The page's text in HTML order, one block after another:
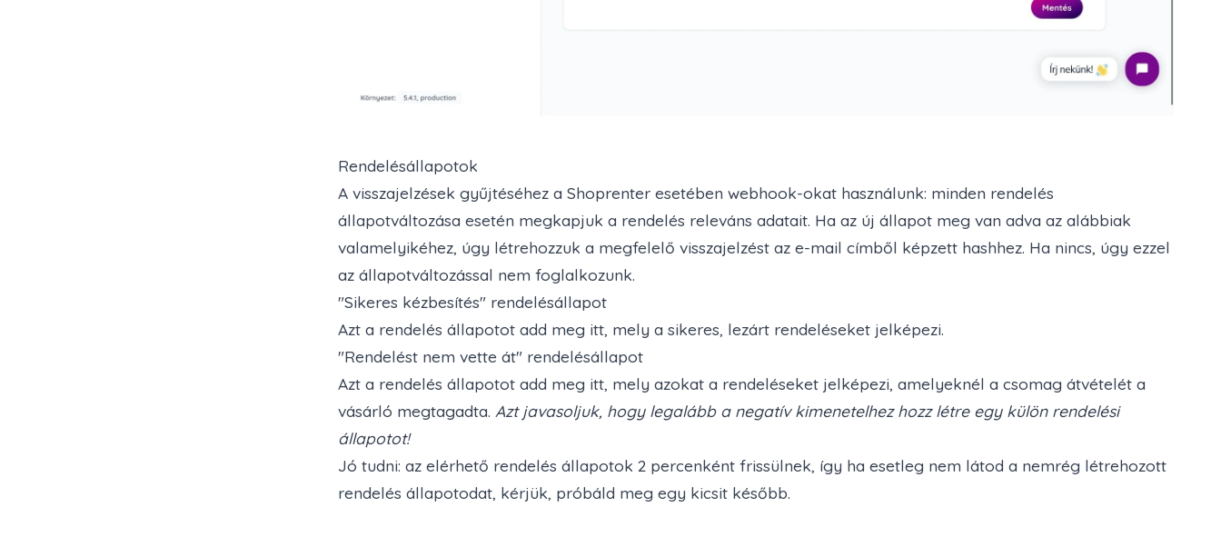
Rendelésállapotok
A visszajelzések gyűjtéséhez a Shoprenter esetében webhook-okat használunk: minden rendelés
állapotváltozása esetén megkapjuk a rendelés releváns adatait. Ha az új állapot meg van adva az alábbiak
valamelyikéhez, úgy létrehozzuk a megfelelő visszajelzést az e-mail címből képzett hashhez. Ha nincs, úgy ezzel
az állapotváltozással nem foglalkozunk.
"Sikeres kézbesítés" rendelésállapot
Azt a rendelés állapotot add meg itt, mely a sikeres, lezárt rendeléseket jelképezi.
"Rendelést nem vette át" rendelésállapot
Azt a rendelés állapotot add meg itt, mely azokat a rendeléseket jelképezi, amelyeknél a csomag átvételét a
vásárló megtagadta. Azt javasoljuk, hogy legalább a negatív kimenetelhezhozz létre egy külön rendelési
állapotot!
Jó tudni: az elérhető rendelés állapotok 2 percenként frissülnek, így ha esetleg nem látod a nemrég létrehozott
rendelés állapotodat, kérjük, próbáld meg egy kicsit később.